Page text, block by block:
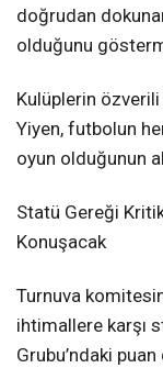
doğrudan
olduğunu
Kulüplerin özverili
Yiyen, futbolun
oyun olduğunun
Statü Gereği
Konuşacak
Turnuva
ihtimallere karşı
Grubu’ndaki